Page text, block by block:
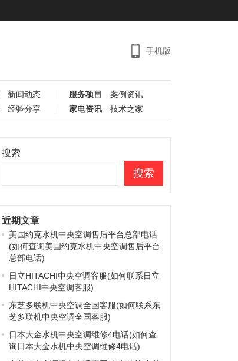
手机版
新闻动态 服务项目
案例资讯
经验分享 家电资讯 技术之家
搜索
搜索
近期文章
美国约克水机中央空调售后平台总部电话
(如何查询美国约克水机中央空调售后平台
总部电话)
日立HITACHI中央空调客服(如何联系日立
HITACHI中央空调客服)
东芝多联机中央空调全国客服(如何联系东
芝多联机中央空调全国客服)
日本大金水机中央空调维修4电话(如何查
询日本大金水机中央空调维修4电话)